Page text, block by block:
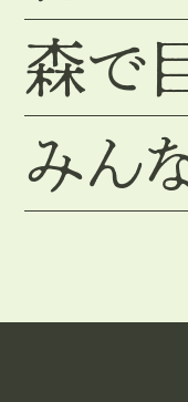
森で
みん